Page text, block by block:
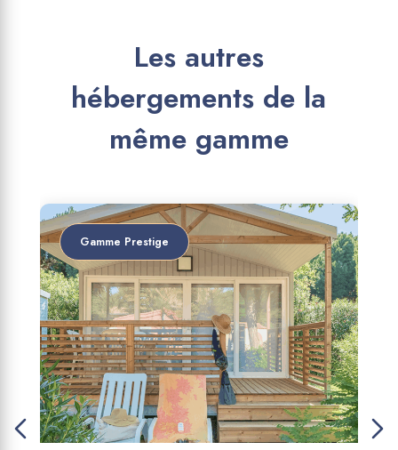
Les autres
hébergements de la
même gamme
Gamme Prestige